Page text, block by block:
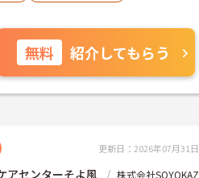
無料 紹介してもらう
更新日：2026年07月31日
アセンターそよ風
株式会社SOYOKAZ